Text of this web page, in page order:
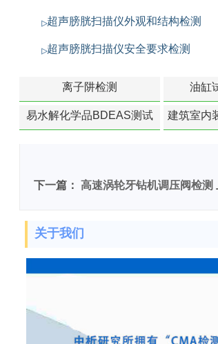
超声膀胱扫描仪外观和结构检测
超声膀胱扫描仪安全要求检测
离子阱检测 油缸
易水解化学品BDEAS测试
建筑室内
下一篇： 高速涡轮牙钻机调压阀检测
关于我们